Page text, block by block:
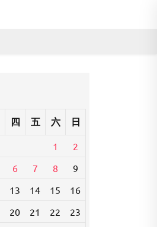
四 五 六 日
1
2
6 7 8
9
13 14 15
16
20 21 22
23